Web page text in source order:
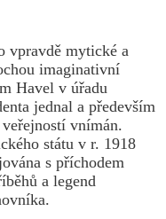
vpravdě mytické a
imaginativní
Havel v úřadu
jednal a především
vnímán.
státu v r. 1918
s příchodem
a legend